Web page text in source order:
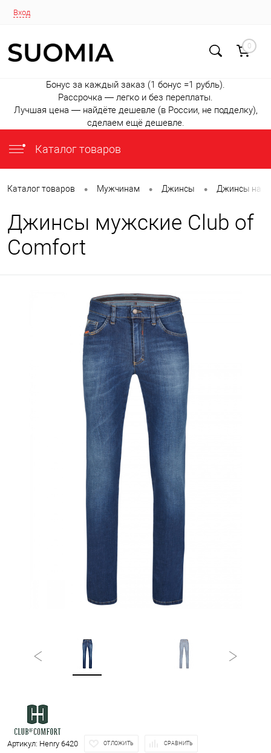
Вход
0
Бонус за каждый заказ (1 бонус =1 рубль).
Рассрочка — легко и без переплаты.
Лучшая цена — найдёте дешевле (в России, не подделку),
сделаем ещё дешевле.
Каталог товаров
Каталог товаров • Мужчинам • Джинсы • Джинсы на
Джинсы мужские Club of
Comfort
Артикул: Henry 6420 ОТЛОЖИТЬ СРАВНИТЬ